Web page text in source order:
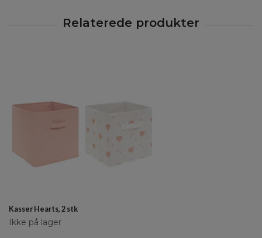
Kasser Hearts, 2 stk
Ikke på lager